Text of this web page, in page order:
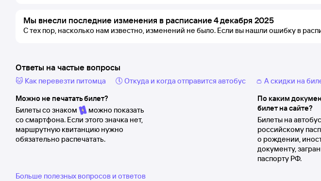
Мы внесли последние изменения в расписание 4 декабря 2025
С тех пор, насколько нам известно, изменений не было. Если вы нашли ошибку в
Ответы на частые вопросы
🐱 Как перевезти питомца 🕔 Откуда и когда отправится автобус
👛 А скидки на
Можно не печатать билет?
Билеты со знаком
можно показать
со смартфона. Если этого значка нет,
маршрутную квитанцию нужно
обязательно распечатать.
По каким
билет на сайте?
Билеты на
российскому
о рождении,
документу,
паспорту РФ.
Больше полезных вопросов и ответов